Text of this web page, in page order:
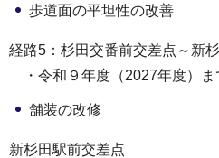
歩道面の平坦性の改善
経路5：杉田交番前交差点～新
・令和９年度（2027年度）ま
舗装の改修
新杉田駅前交差点